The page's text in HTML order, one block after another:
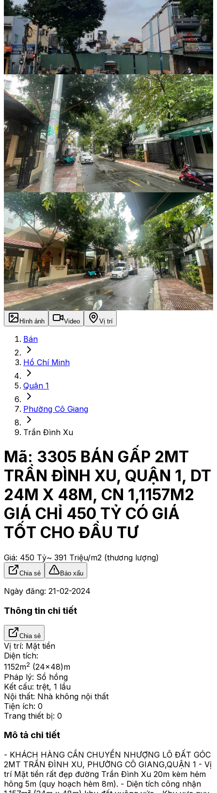
Hình ảnh Video Vị trí
Bán
Hồ Chí Minh
Quận 1
Phường Cô Giang
Trần Đình Xu
Mã: 3305 BÁN GẤP 2MT
TRẦN ĐÌNH XU, QUẬN 1, DT
24M X 48M, CN 1,1157M2
GIÁ CHỈ 450 TỶ CÓ GIÁ
TỐT CHO ĐẦU TƯ
Giá: 450 Tỷ~ 391 Triệu/m2 (thương lượng)
Chia sẻ Báo xấu
Ngày đăng: 21-02-2024
Thông tin chi tiết
Chia sẻ
Vị trí: Mặt tiền
Diện tích:
1152m2 (24x48)m
Pháp lý: Sổ hồng
Kết cấu: trệt, 1 lầu
Nội thất: Nhà không nội thất
Tiện ích: 0
Trang thiết bị: 0
Mô tả chi tiết
- KHÁCH HÀNG CẦN CHUYỂN NHƯỢNG LÔ ĐẤT GÓC
2MT TRẦN ĐÌNH XU, PHƯỜNG CÔ GIANG,QUẬN 1 - Vị
trí Mặt tiền rất đẹp đường Trần Đình Xu 20m kèm hẻm
hông 5m (quy hoạch hẻm 8m). - Diện tích công nhận